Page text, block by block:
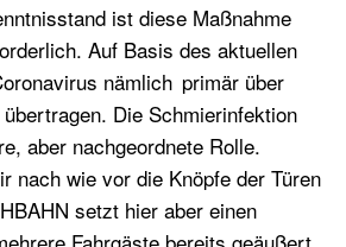
ist diese Maßnahme
Auf Basis des aktuellen
nämlich primär über
Die Schmierinfektion
aber nachgeordnete Rolle.
nach wie vor die Knöpfe der Türen
setzt hier aber einen